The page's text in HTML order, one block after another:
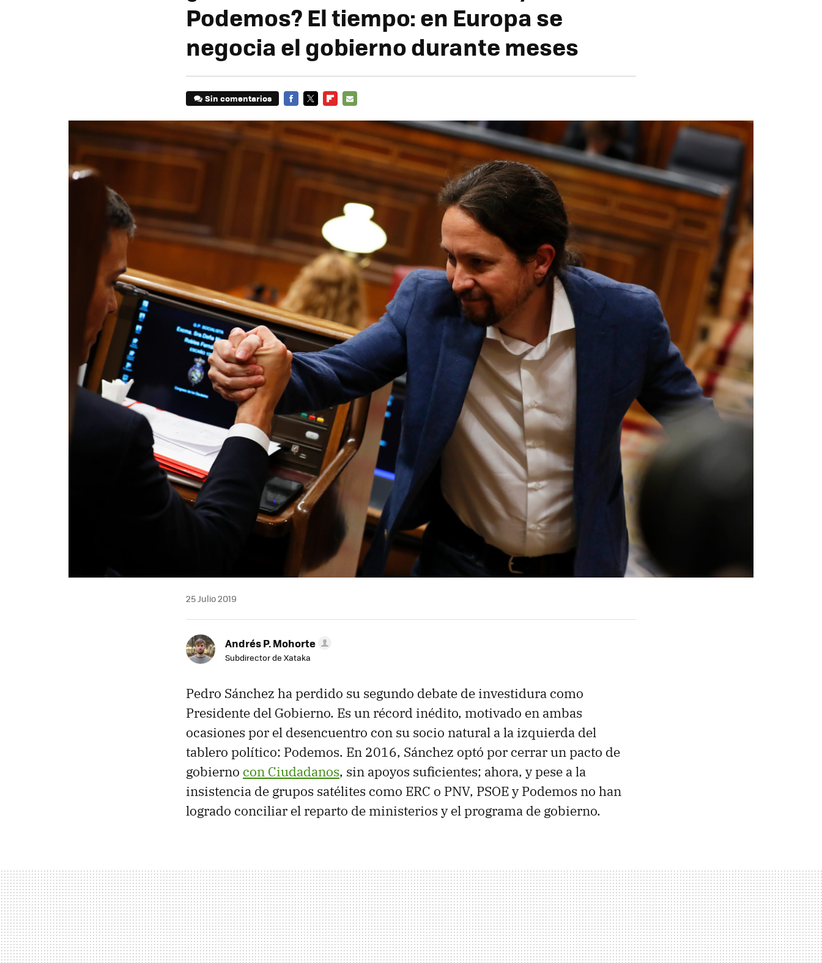
Podemos? El tiempo: en Europa se
negocia el gobierno durante meses
Sin comentarios
MAIL
25 Julio 2019
Andrés P. Mohorte
Subdirector de Xataka
Pedro Sánchez ha perdido su segundo debate de investidura como
Presidente del Gobierno. Es un récord inédito, motivado en ambas
ocasiones por el desencuentro con su socio natural a la izquierda del
tablero político: Podemos. En 2016, Sánchez optó por cerrar un pacto de
gobierno con Ciudadanos, sin apoyos suficientes; ahora, y pese a la
insistencia de grupos satélites como ERC o PNV, PSOE y Podemos no han
logrado conciliar el reparto de ministerios y el programa de gobierno.